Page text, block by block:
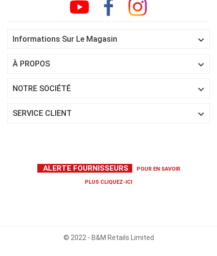
Informations Sur Le Magasin 
À PROPOS 
NOTRE SOCIÉTÉ 
SERVICE CLIENT 
ALERTE FOURNISSEURS POUR EN SAVOIR
PLUS CLIQUEZ-ICI
© 2022 - B&M Retails Limited